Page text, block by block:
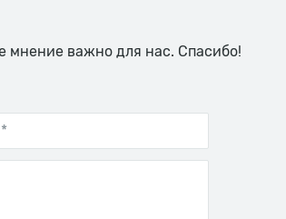
мнение важно для нас. Спасибо!